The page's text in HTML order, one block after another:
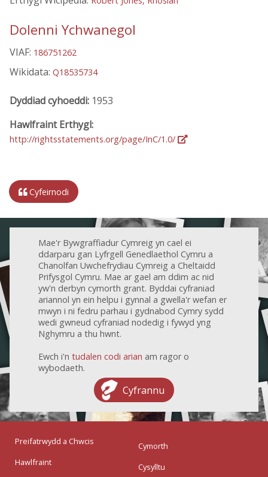
Dolenni Ychwanegol
VIAF: 186751262
Wikidata: Q18535734
Dyddiad cyhoeddi: 1953
Hawlfraint Erthygl:
http://rightsstatements.org/page/InC/1.0/
Cyfeirnodi
Mae'r Bywgraffiadur Cymreig yn cael ei
ddarparu gan Lyfrgell Genedlaethol Cymru a
Chanolfan Uwchefrydiau Cymreig a Cheltaidd
Prifysgol Cymru. Mae ar gael am ddim ac nid
yw'n derbyn cymorth grant. Byddai cyfraniad
ariannol yn ein helpu i gynnal a gwella'r wefan er
mwyn i ni fedru parhau i gydnabod Cymry sydd
wedi gwneud cyfraniad nodedig i fywyd yng
Nghymru a thu hwnt.
Ewch i'n tudalen codi arian am ragor o
wybodaeth.
Cyfrannu
Preifatrwydd a Chwcis
Hawlfraint
Cymorth
Cysylltu